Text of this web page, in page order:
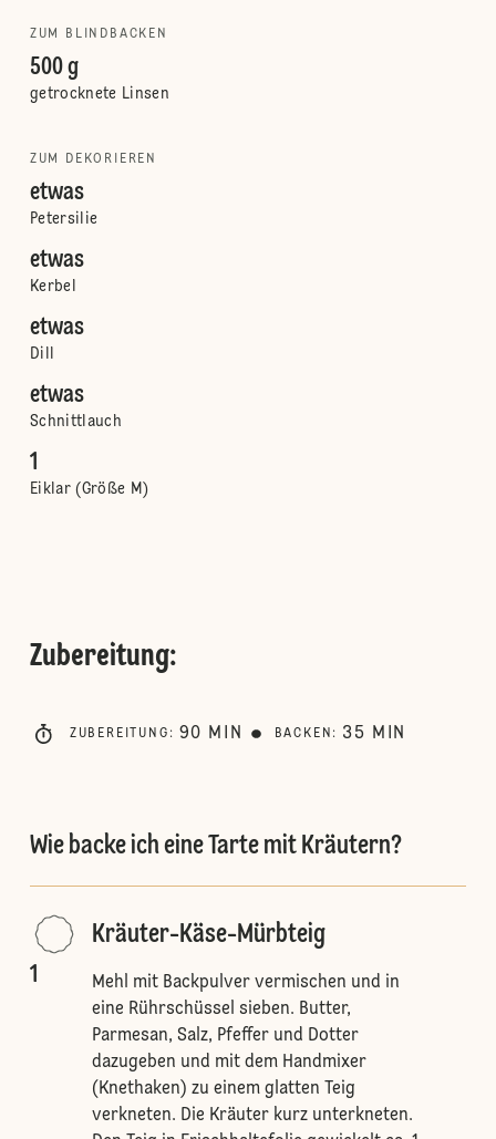
ZUM BLINDBACKEN
500 g
getrocknete Linsen
ZUM DEKORIEREN
etwas
Petersilie
etwas
Kerbel
etwas
Dill
etwas
Schnittlauch
1
Eiklar (Größe M)
Zubereitung:
ZUBEREITUNG : 90 MIN BACKEN : 35 MIN
Wie backe ich eine Tarte mit Kräutern?
1
Kräuter-Käse-Mürbteig
Mehl mit Backpulver vermischen und in
eine Rührschüssel sieben. Butter,
Parmesan, Salz, Pfeffer und Dotter
dazugeben und mit dem Handmixer
(Knethaken) zu einem glatten Teig
verkneten. Die Kräuter kurz unterkneten.